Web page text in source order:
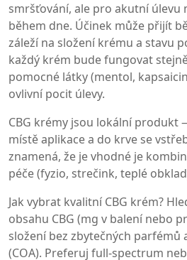
smršťování, ale pro akutní úlevu
během dne. Účinek může přijít
záleží na složení krému a stavu
každý krém bude fungovat
pomocné látky (mentol,
ovlivní pocit úlevy.
CBG krémy jsou lokální produkt
místě aplikace a do krve se
znamená, že je vhodné je
péče (fyzio, strečink, teplé
Jak vybrat kvalitní CBG krém?
obsahu CBG (mg v balení nebo
složení bez zbytečných
(COA). Preferuj full-spectrum